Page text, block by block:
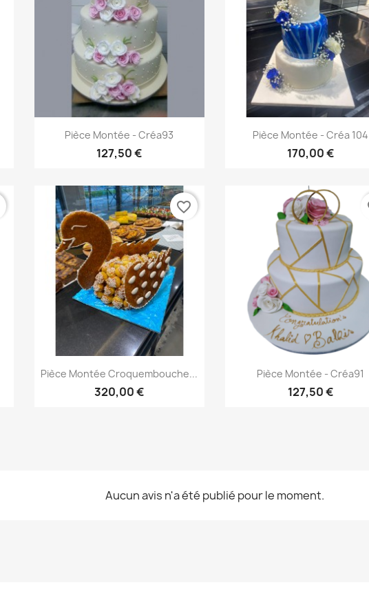
Aperçu rapide
Pièce Montée - Créa93
127,50 €
 Aperçu rapide
Pièce Montée - Créa 104
170,00 €
Aperçu rapide
Pièce Montée Croquembouche...
320,00 €
favorite_border
Aperçu rapide
Pièce Montée - Créa91
127,50 €
Aucun avis n'a été publié pour le moment.